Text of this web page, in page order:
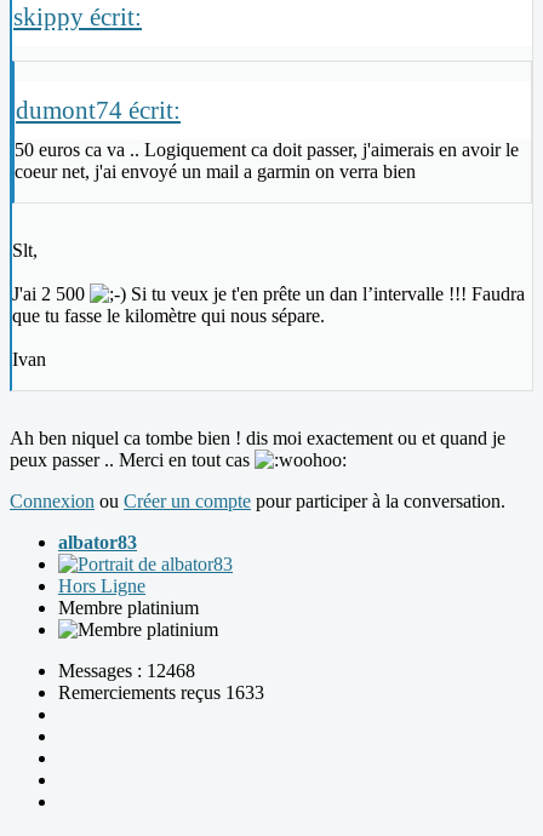
skippy écrit:
dumont74 écrit:
50 euros ca va .. Logiquement ca doit passer, j'aimerais en avoir le
coeur net, j'ai envoyé un mail a garmin on verra bien
Slt,
J'ai 2 500
Si tu veux je t'en prête un dan l’intervalle !!! Faudra
que tu fasse le kilomètre qui nous sépare.
Ivan
Ah ben niquel ca tombe bien ! dis moi exactement ou et quand je
peux passer .. Merci en tout cas
Connexion ou Créer un compte pour participer à la conversation.
albator83
Hors Ligne
Membre platinium
Messages : 12468
Remerciements reçus 1633